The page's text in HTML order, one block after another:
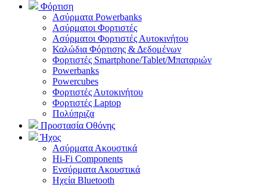
Φόρτιση
Ασύρματα Powerbanks
Aσύρματοι Φορτιστές
Ασύρματοι Φορτιστές Αυτοκινήτου
Καλώδια Φόρτισης & Δεδομένων
Φορτιστές Smartphone/Tablet/Μπαταριών
Powerbanks
Powercubes
Φορτιστές Αυτοκινήτου
Φορτιστές Laptop
Πολύπριζα
Προστασία Οθόνης
Ήχος
Ασύρματα Ακουστικά
Hi-Fi Components
Ενσύρματα Ακουστικά
Ηχεία Bluetooth